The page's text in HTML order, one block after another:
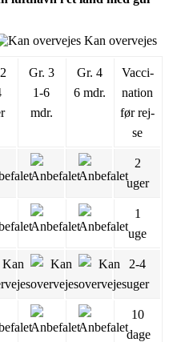
Kan overvejes
Gr. 3
1-6
mdr.
Gr. 4
6 mdr.
Vac­ci­
na­tion
før rej­
se
2
uger
1
uge
2-4
uger
10
dage